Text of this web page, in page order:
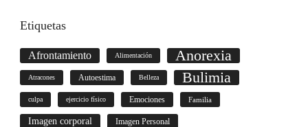
Etiquetas
Afrontamiento Alimentación Anorexia
Atracones Autoestima Belleza Bulimia
culpa ejercicio físico Emociones Familia
Imagen corporal Imagen Personal